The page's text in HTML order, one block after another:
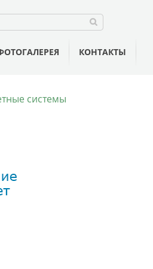
КОНТАКТЫ
системы